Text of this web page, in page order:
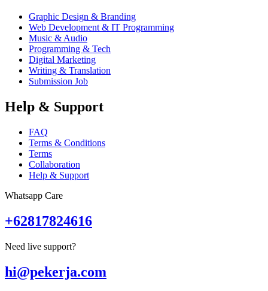
Graphic Design & Branding
Web Development & IT Programming
Music & Audio
Programming & Tech
Digital Marketing
Writing & Translation
Submission Job
Help & Support
FAQ
Terms & Conditions
Terms
Collaboration
Help & Support
Whatsapp Care
+62817824616
Need live support?
hi@pekerja.com